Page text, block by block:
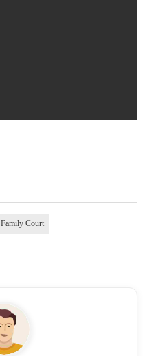
Family Court